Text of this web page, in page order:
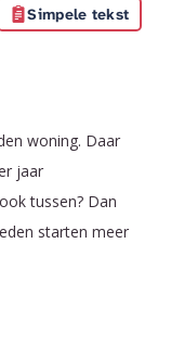
Simpele tekst
woning. Daar
jaar
tussen? Dan
starten meer